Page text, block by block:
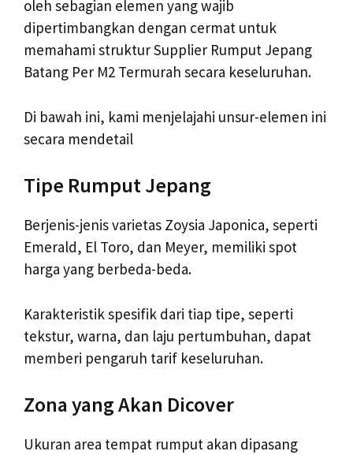
oleh sebagian elemen yang wajib
dipertimbangkan dengan cermat untuk
memahami struktur Supplier Rumput Jepang
Batang Per M2 Termurah secara keseluruhan.
Di bawah ini, kami menjelajahi unsur-elemen ini
secara mendetail
Tipe Rumput Jepang
Berjenis-jenis varietas Zoysia Japonica, seperti
Emerald, El Toro, dan Meyer, memiliki spot
harga yang berbeda-beda.
Karakteristik spesifik dari tiap tipe, seperti
tekstur, warna, dan laju pertumbuhan, dapat
memberi pengaruh tarif keseluruhan.
Zona yang Akan Dicover
Ukuran area tempat rumput akan dipasang